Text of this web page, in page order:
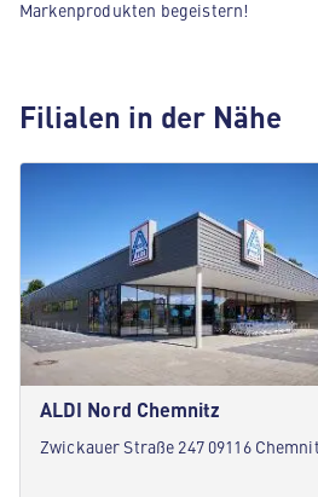
Markenprodukten begeistern!
Filialen in der Nähe
ALDI Nord Chemnitz
Zwickauer Straße 247 09116